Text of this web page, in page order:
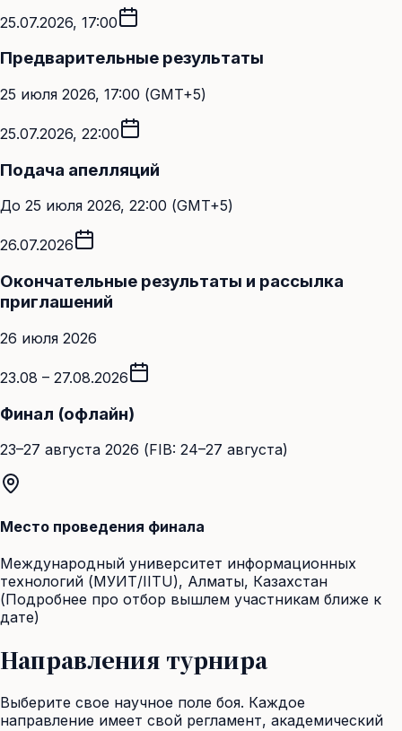
25.07.2026, 17:00
Предварительные результаты
25 июля 2026, 17:00 (GMT+5)
25.07.2026, 22:00
Подача апелляций
До 25 июля 2026, 22:00 (GMT+5)
26.07.2026
Окончательные результаты и рассылка
приглашений
26 июля 2026
23.08 – 27.08.2026
Финал (офлайн)
23–27 августа 2026 (FIB: 24–27 августа)
Место проведения финала
Международный университет информационных
технологий (МУИТ/IITU), Алматы, Казахстан
(Подробнее про отбор вышлем участникам ближе к
дате)
Направления турнира
Выберите свое научное поле боя. Каждое
направление имеет свой регламент, академический